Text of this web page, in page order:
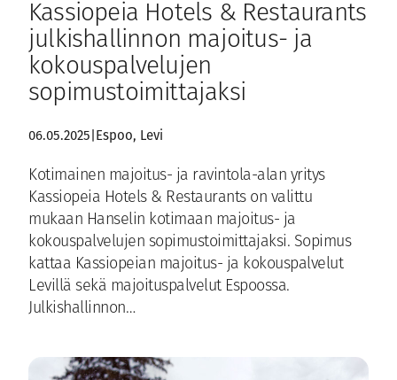
Kassiopeia Hotels & Restaurants
julkishallinnon majoitus- ja
kokouspalvelujen
sopimustoimittajaksi
06.05.2025 Espoo, Levi
Kotimainen majoitus- ja ravintola-alan yritys
Kassiopeia Hotels & Restaurants on valittu
mukaan Hanselin kotimaan majoitus- ja
kokouspalvelujen sopimustoimittajaksi. Sopimus
kattaa Kassiopeian majoitus- ja kokouspalvelut
Levillä sekä majoituspalvelut Espoossa.
Julkishallinnon…